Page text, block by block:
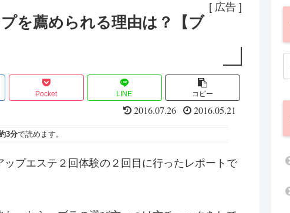
[ 広告 ]
を薦められる理由は？【ブ
Pocket LINE コピー
2016.07.26 2016.05.21
3分で読めます。
ップエステ２回体験の２回目に行ったレポートで